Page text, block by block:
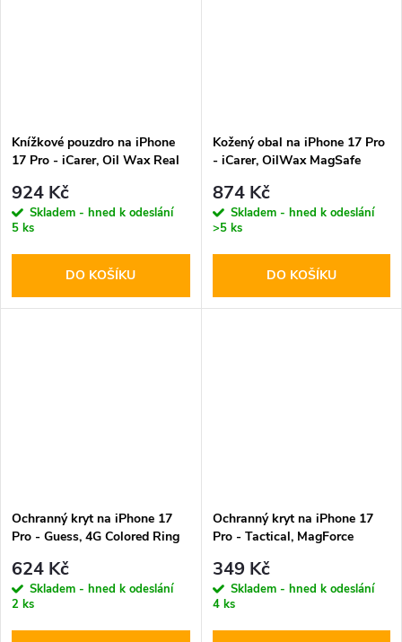
Knížkové pouzdro na iPhone
17 Pro - iCarer, Oil Wax Real
924 Kč
Skladem - hned k odeslání
5 ks
DO KOŠÍKU
Kožený obal na iPhone 17 Pro
- iCarer, OilWax MagSafe
874 Kč
Skladem - hned k odeslání
>5 ks
DO KOŠÍKU
Ochranný kryt na iPhone 17
Pro - Guess, 4G Colored Ring
624 Kč
Skladem - hned k odeslání
2 ks
Ochranný kryt na iPhone 17
Pro - Tactical, MagForce
349 Kč
Skladem - hned k odeslání
4 ks